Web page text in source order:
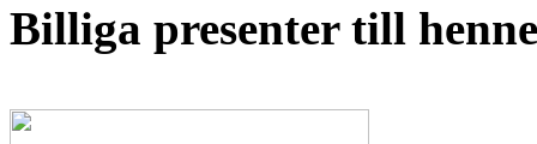
Billiga presenter till